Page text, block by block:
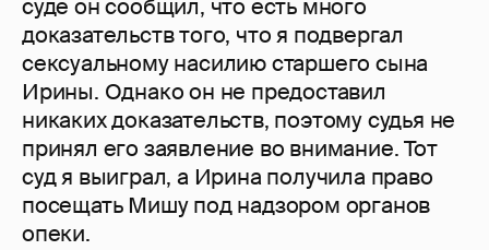
суде он сообщил, что есть много
доказательств того, что я подвергал
сексуальному насилию старшего сына
Ирины. Однако он не предоставил
никаких доказательств, поэтому судья не
принял его заявление во внимание. Тот
суд я выиграл, а Ирина получила право
посещать Мишу под надзором органов
опеки.